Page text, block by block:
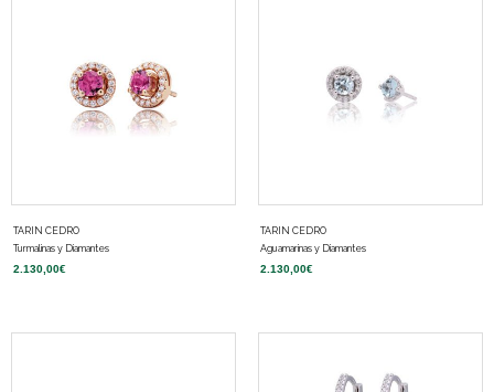
TARIN CEDRO
Turmalinas y Diamantes
2.130,00€
TARIN CEDRO
Aguamarinas y Diamantes
2.130,00€